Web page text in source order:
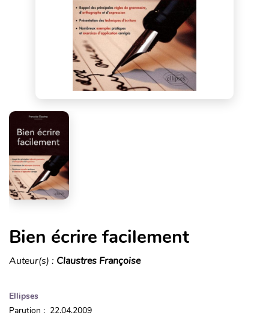
Bien écrire facilement
Auteur(s) : Claustres Françoise
Ellipses
Parution : 22.04.2009